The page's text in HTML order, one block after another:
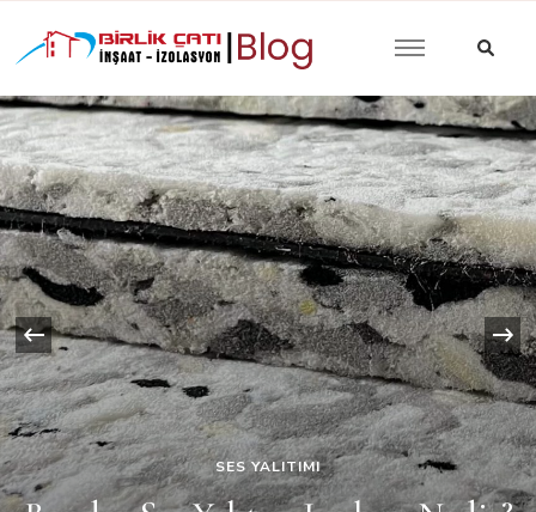
İzolasyon |
Blog
Güncel Yalıtım İzolasyon
Yazıları
YALITIMI
‹